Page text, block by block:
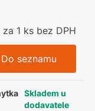
za 1 ks bez DPH
Do seznamu
Skladem u
dodavatele